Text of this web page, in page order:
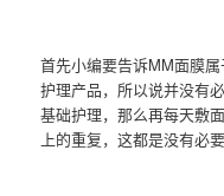
首先小编要告诉MM面膜
护理产品，所以说并没有
基础护理，那么再每天敷
上的重复，这都是没有必要